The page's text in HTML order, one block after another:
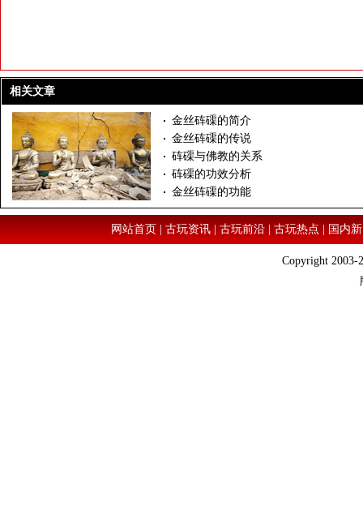
相关文章
金丝砗磲的简介
金丝砗磲的传说
砗磲与佛教的关系
砗磲的功效分析
金丝砗磲的功能
网站首页|古玩资讯|古玩前沿|古玩热点|国内
Copyright 2003-